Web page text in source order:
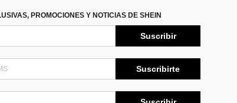
PROMOCIONES Y NOTICIAS DE SHEIN
Suscribir
Suscribirte